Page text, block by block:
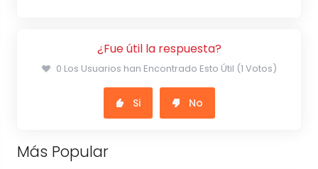
¿Fue útil la respuesta?
0 Los Usuarios han Encontrado Esto Útil (1 Votos)
Si No
Más Popular